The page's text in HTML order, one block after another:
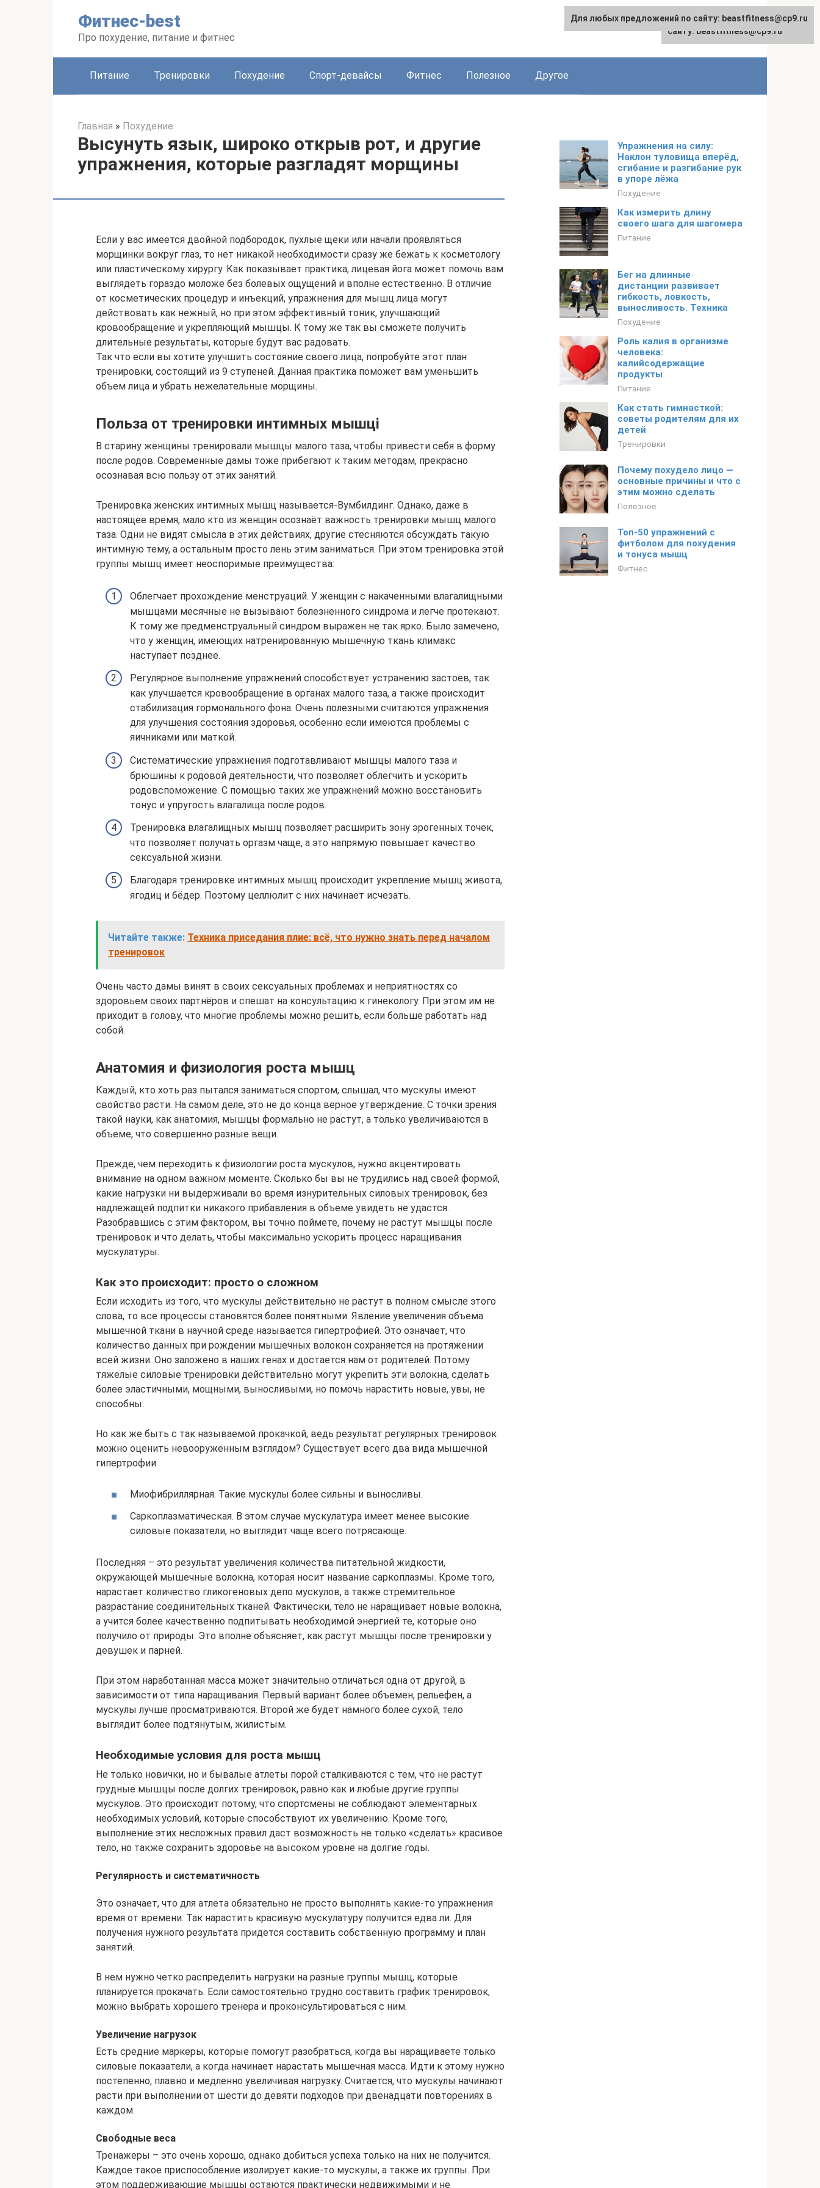
Фитнес-best
Про похудение, питание и фитнес
Питание Тренировки Похудение Спорт-девайсы Фитнес Полезное Другое
Главная » Похудение
Высунуть язык, широко открыв рот, и другие
упражнения, которые разгладят морщины
Если у вас имеется двойной подбородок, пухлые щеки или начали проявляться
морщинки вокруг глаз, то нет никакой необходимости сразу же бежать к косметологу
или пластическому хирургу. Как показывает практика, лицевая йога может помочь вам
выглядеть гораздо моложе без болевых ощущений и вполне естественно. В отличие
от косметических процедур и инъекций, упражнения для мышц лица могут
действовать как нежный, но при этом эффективный тоник, улучшающий
кровообращение и укрепляющий мышцы. К тому же так вы сможете получить
длительные результаты, которые будут вас радовать.
Так что если вы хотите улучшить состояние своего лица, попробуйте этот план
тренировки, состоящий из 9 ступеней. Данная практика поможет вам уменьшить
объем лица и убрать нежелательные морщины.
Польза от тренировки интимных мышцi
В старину женщины тренировали мышцы малого таза, чтобы привести себя в форму
после родов. Современные дамы тоже прибегают к таким методам, прекрасно
осознавая всю пользу от этих занятий.
Тренировка женских интимных мышц называется-Вумбилдинг. Однако, даже в
настоящее время, мало кто из женщин осознаёт важность тренировки мышц малого
таза. Одни не видят смысла в этих действиях, другие стесняются обсуждать такую
интимную тему, а остальным просто лень этим заниматься. При этом тренировка этой
группы мышц имеет неоспоримые преимущества:
Облегчает прохождение менструаций. У женщин с накаченными влагалищными
мышцами месячные не вызывают болезненного синдрома и легче протекают.
К тому же предменструальный синдром выражен не так ярко. Было замечено,
что у женщин, имеющих натренированную мышечную ткань климакс
наступает позднее.
Регулярное выполнение упражнений способствует устранению застоев, так
как улучшается кровообращение в органах малого таза, а также происходит
стабилизация гормонального фона. Очень полезными считаются упражнения
для улучшения состояния здоровья, особенно если имеются проблемы с
яичниками или маткой.
Систематические упражнения подготавливают мышцы малого таза и
брюшины к родовой деятельности, что позволяет облегчить и ускорить
родовспоможение. С помощью таких же упражнений можно восстановить
тонус и упругость влагалища после родов.
Тренировка влагалищных мышц позволяет расширить зону эрогенных точек,
что позволяет получать оргазм чаще, а это напрямую повышает качество
сексуальной жизни.
Благодаря тренировке интимных мышц происходит укрепление мышц живота,
ягодиц и бёдер. Поэтому целлюлит с них начинает исчезать.
Читайте также: Техника приседания плие: всё, что нужно знать перед началом
тренировок
Очень часто дамы винят в своих сексуальных проблемах и неприятностях со
здоровьем своих партнёров и спешат на консультацию к гинекологу. При этом им не
приходит в голову, что многие проблемы можно решить, если больше работать над
собой.
Анатомия и физиология роста мышц
Каждый, кто хоть раз пытался заниматься спортом, слышал, что мускулы имеют
свойство расти. На самом деле, это не до конца верное утверждение. С точки зрения
такой науки, как анатомия, мышцы формально не растут, а только увеличиваются в
объеме, что совершенно разные вещи.
Прежде, чем переходить к физиологии роста мускулов, нужно акцентировать
внимание на одном важном моменте. Сколько бы вы не трудились над своей формой,
какие нагрузки ни выдерживали во время изнурительных силовых тренировок, без
надлежащей подпитки никакого прибавления в объеме увидеть не удастся.
Разобравшись с этим фактором, вы точно поймете, почему не растут мышцы после
тренировок и что делать, чтобы максимально ускорить процесс наращивания
мускулатуры.
Как это происходит: просто о сложном
Если исходить из того, что мускулы действительно не растут в полном смысле этого
слова, то все процессы становятся более понятными. Явление увеличения объема
мышечной ткани в научной среде называется гипертрофией. Это означает, что
количество данных при рождении мышечных волокон сохраняется на протяжении
всей жизни. Оно заложено в наших генах и достается нам от родителей. Потому
тяжелые силовые тренировки действительно могут укрепить эти волокна, сделать
более эластичными, мощными, выносливыми, но помочь нарастить новые, увы, не
способны.
Но как же быть с так называемой прокачкой, ведь результат регулярных тренировок
можно оценить невооруженным взглядом? Существует всего два вида мышечной
гипертрофии.
Миофибриллярная. Такие мускулы более сильны и выносливы.
Саркоплазматическая. В этом случае мускулатура имеет менее высокие
силовые показатели, но выглядит чаще всего потрясающе.
Последняя – это результат увеличения количества питательной жидкости,
окружающей мышечные волокна, которая носит название саркоплазмы. Кроме того,
нарастает количество гликогеновых депо мускулов, а также стремительное
разрастание соединительных тканей. Фактически, тело не наращивает новые волокна,
а учится более качественно подпитывать необходимой энергией те, которые оно
получило от природы. Это вполне объясняет, как растут мышцы после тренировки у
девушек и парней.
При этом наработанная масса может значительно отличаться одна от другой, в
зависимости от типа наращивания. Первый вариант более объемен, рельефен, а
мускулы лучше просматриваются. Второй же будет намного более сухой, тело
выглядит более подтянутым, жилистым.
Необходимые условия для роста мышц
Не только новички, но и бывалые атлеты порой сталкиваются с тем, что не растут
грудные мышцы после долгих тренировок, равно как и любые другие группы
мускулов. Это происходит потому, что спортсмены не соблюдают элементарных
необходимых условий, которые способствуют их увеличению. Кроме того,
выполнение этих несложных правил даст возможность не только «сделать» красивое
тело, но также сохранить здоровье на высоком уровне на долгие годы.
Регулярность и систематичность
Это означает, что для атлета обязательно не просто выполнять какие-то упражнения
время от времени. Так нарастить красивую мускулатуру получится едва ли. Для
получения нужного результата придется составить собственную программу и план
занятий.
В нем нужно четко распределить нагрузки на разные группы мышц, которые
планируется прокачать. Если самостоятельно трудно составить график тренировок,
можно выбрать хорошего тренера и проконсультироваться с ним.
Увеличение нагрузок
Есть средние маркеры, которые помогут разобраться, когда вы наращиваете только
силовые показатели, а когда начинает нарастать мышечная масса. Идти к этому нужно
постепенно, плавно и медленно увеличивая нагрузку. Считается, что мускулы начинают
расти при выполнении от шести до девяти подходов при двенадцати повторениях в
каждом.
Свободные веса
Тренажеры – это очень хорошо, однако добиться успеха только на них не получится.
Каждое такое приспособление изолирует какие-то мускулы, а также их группы. При
этом поддерживающие мышцы остаются практически недвижимыми и не
Упражнения на силу:
Наклон туловища вперёд,
сгибание и разгибание рук
в упоре лёжа
Похудение
Как измерить длину
своего шага для шагомера
Питание
Бег на длинные
дистанции развивает
гибкость, ловкость,
выносливость. Техника
Похудение
Роль калия в организме
человека:
калийсодержащие
продукты
Питание
Как стать гимнасткой:
советы родителям для их
детей
Тренировки
Почему похудело лицо —
основные причины и что с
этим можно сделать
Полезное
Топ-50 упражнений с
фитболом для похудения
и тонуса мышц
Фитнес
Для любых предложений по
сайту: beastfitness@cp9.ru
Для любых предложений по сайту: beastfitness@cp9.ru